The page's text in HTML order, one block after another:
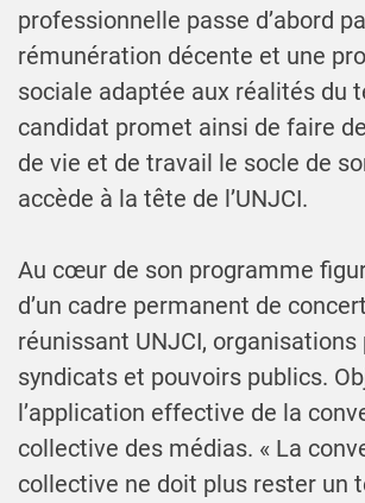
professionnelle passe d’abord
rémunération décente et une
sociale adaptée aux réalités du
candidat promet ainsi de faire
de vie et de travail le socle de
accède à la tête de l’UNJCI.
Au cœur de son programme
d’un cadre permanent de
réunissant UNJCI, organisations
syndicats et pouvoirs publics.
l’application effective de la
collective des médias. « La
collective ne doit plus rester un